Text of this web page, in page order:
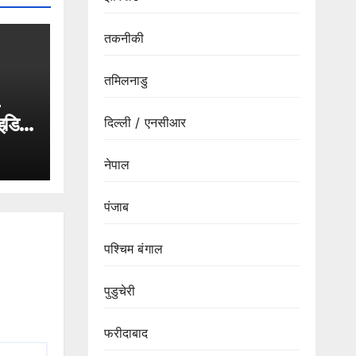
तकनीकी
तमिलनाडु
दिल्ली / एनसीआर
नेपाल
पंजाब
पश्चिम बंगाल
पुडुचेरी
फरीदाबाद